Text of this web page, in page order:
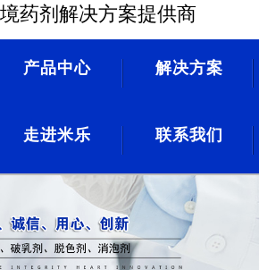
药剂解决方案提供商
产品中心 解决方案
走进米乐 联系我们